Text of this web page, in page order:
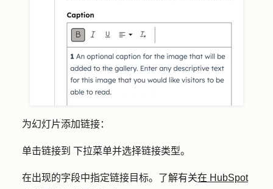
为幻灯片添加链接：
单击链接到 下拉菜单并选择链接类型。
在出现的字段中指定链接目标。了解有关在 HubSpot